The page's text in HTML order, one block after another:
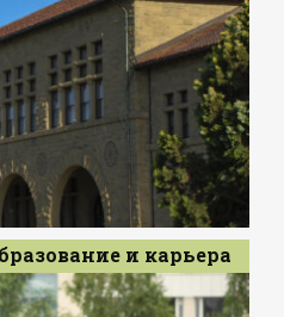
и карьера